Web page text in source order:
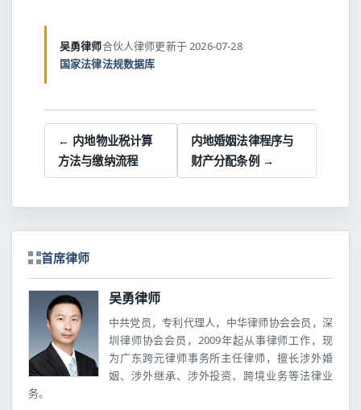
吴勇律师合伙人律师更新于 2026-07-28
国家法律法规数据库
← 内地物业税计算
方法与缴纳流程
内地婚姻法律程序与
财产分配条例 →
首席律师
吴勇律师
中共党员，专利代理人，中华律师协会会员，深
圳律师协会会员，2009年起从事律师工作，现
为广东跨元律师事务所主任律师，擅长涉外婚
姻、涉外继承、涉外投资、跨境业务等法律业
务。